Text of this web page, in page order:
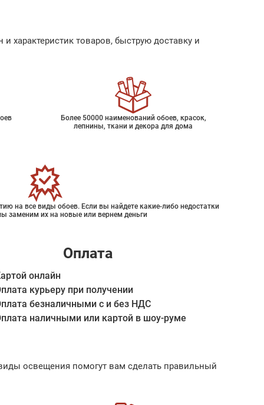
характеристик товаров, быструю доставку и
Более 50000 наименований обоев, красок,
лепнины, ткани и декора для дома
на все виды обоев. Если вы найдете какие-либо недостатки
заменим их на новые или вернем деньги
Оплата
онлайн
курьеру при получении
безналичными с и без НДС
наличными или картой в шоу-руме
освещения помогут вам сделать правильный